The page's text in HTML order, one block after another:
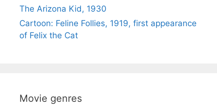
The Arizona Kid, 1930
Cartoon: Feline Follies, 1919, first appearance
of Felix the Cat
Movie genres